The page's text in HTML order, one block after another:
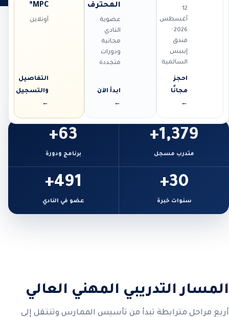
12
أغسطس
2026 ·
فندق
إيبيس
السالمية
احجز
مجانًا
←
المحترف
عضوية
النادي
مجانية
ودورات
متجددة
ابدأ الآن
←
MPC®
أونلاين
التفاصيل
والتسجيل
←
1,379+
متدرب مسجل
63+
برنامج ودورة
30+
سنوات خبرة
491+
عضو في النادي
المسار التدريبي المهني العالي
أربع مراحل مترابطة تبدأ من تأسيس الممارس وتنتقل إلى